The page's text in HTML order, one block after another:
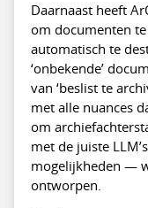
Daarnaast heeft
om documenten
automatisch te
‘onbekende’
van ‘beslist te
met alle nuances
om
met de juiste
mogelijkheden —
ontworpen.